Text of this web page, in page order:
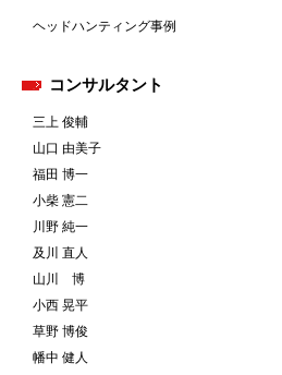
ヘッドハンティング事例
コンサルタント
三上 俊輔
山口 由美子
福田 博一
小柴 憲二
川野 純一
及川 直人
山川 博
小西 晃平
草野 博俊
幡中 健人